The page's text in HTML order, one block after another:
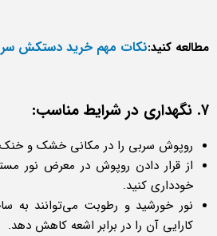
مطالعه کنید:نکات مهم خرید دستکش
۷. نگهداری در شرایط مناسب:
روپوش سربی را در مکانی خشک و خنک
از قرار دادن روپوش در معرض نور
خودداری کنید.
نور خورشید و رطوبت می‌توانند به
کارایی آن را در برابر اشعه کاهش دهد.